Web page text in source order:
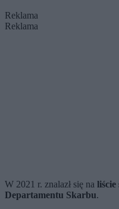
Reklama
Reklama
W 2021 r. znalazł się na liście
Departamentu Skarbu.